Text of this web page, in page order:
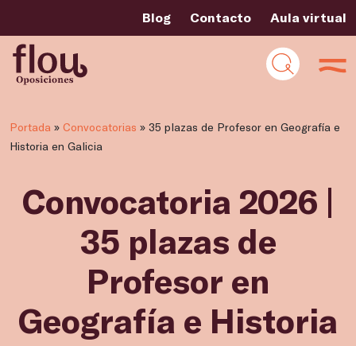
Blog Contacto Aula virtual
Portada » Convocatorias » 35 plazas de Profesor en Geografía e
Historia en Galicia
Convocatoria 2026 |
35 plazas de
Profesor en
Geografía e Historia